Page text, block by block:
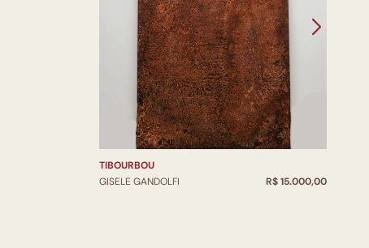
TIBOURBOU
GISELE GANDOLFI
R$ 15.000,00